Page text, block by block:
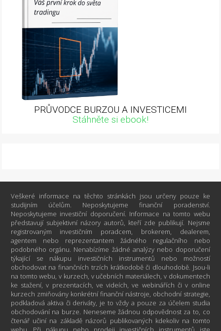
PRŮVODCE BURZOU A INVESTICEMI
Stáhněte si ebook!
Veškeré informace na těchto stránkách jsou určeny pouze ke
studijním účelům. Neposkytujeme finanční poradenství.
Neposkytujeme investiční doporučení. Informace na tomto webu
představují subjektivní názory autorů, kteří zde publikují. Nejsme
registrovaným investičním poradcem, brokerem, dealerem,
agentem nebo reprezentantem žádného regulačního nebo
podobného orgánu. Nenabízíme žádné analýzy nebo doporučení
týkající se nákupu investičních instrumentů nebo možností
obchodovat na finančních trzích krátkodobě či dlouhodobě. Jsou-li
na tomto webu, v kurzech, v učebních materiálech, v dokumentech
ke stažení, v prezentacích, ve videích, ve webinářích či v online
kurzech zmiňovány konkrétní finanční nástroje, obchodní strategie,
podkladová aktiva či deriváty, je to vždy a pouze za účelem studia
obchodování na burze. Neneseme žádnou odpovědnost za to, co
čtenář učiní na základě názorů publikovaných kdekoliv na tomto